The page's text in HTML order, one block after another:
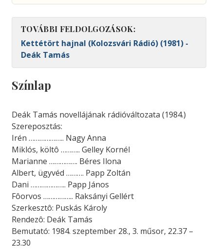
TOVÁBBI FELDOLGOZÁSOK:
Kettétört hajnal (Kolozsvári Rádió) (1981) -
Deák Tamás
Színlap
Deák Tamás novellájának rádióváltozata (1984.)
Szereposztás:
Irén ……………….. Nagy Anna
Miklós, költô ……….. Gelley Kornél
Marianne ……………. Béres Ilona
Albert, ügyvéd ………. Papp Zoltán
Dani ……………….. Papp János
Fôorvos …………….. Raksányi Gellért
Szerkesztô: Puskás Károly
Rendezô: Deák Tamás
Bemutató: 1984. szeptember 28., 3. műsor, 22.37 –
23.30